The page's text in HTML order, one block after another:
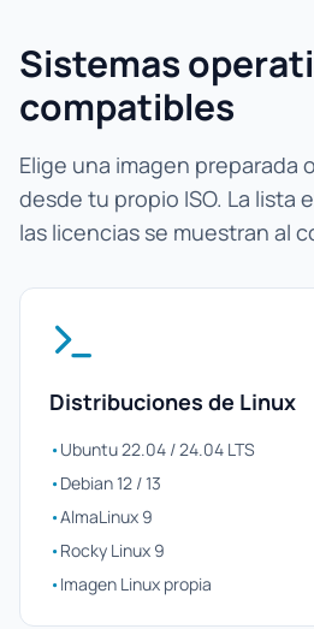
Sistemas
compatibles
Elige una imagen preparada
desde tu propio ISO. La lista
las licencias se muestran al
Distribuciones de Linux
•Ubuntu 22.04 / 24.04 LTS
•Debian 12 / 13
•AlmaLinux 9
•Rocky Linux 9
•Imagen Linux propia